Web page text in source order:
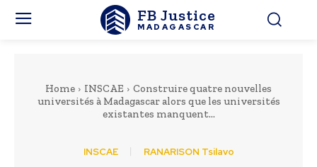
FB Justice
MADAGASCAR
Home INSCAE
Construire quatre nouvelles
universités à Madagascar alors que les universités
existantes manquent...
INSCAE RANARISON Tsilavo